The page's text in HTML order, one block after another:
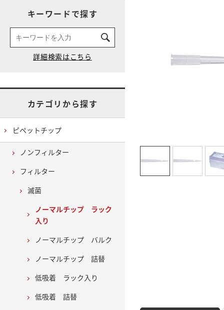
キーワードで探す
カテゴリから探す
ピペットチップ
ノンフィルター
フィルター
滅菌
ノーマルチップ ラック
入り
ノーマルチップ バルク
ノーマルチップ 詰替
低吸着 ラック入り
低吸着 詰替